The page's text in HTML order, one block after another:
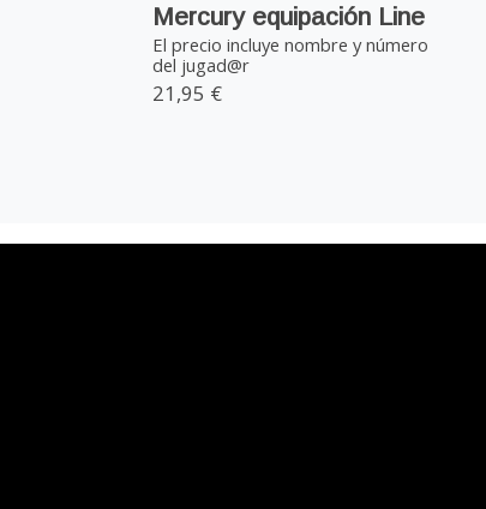
Mercury equipación Line
El precio incluye nombre y número
del jugad@r
21,95 €